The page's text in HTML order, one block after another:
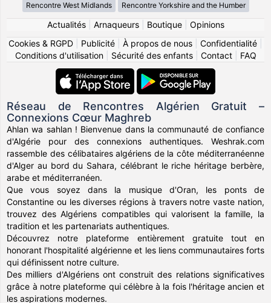
Rencontre West Midlands Rencontre Yorkshire and the Humber
Actualités| Arnaqueurs| Boutique| Opinions
Cookies & RGPD
Publicité À propos de nous Confidentialité
Conditions d'utilisation| Sécurité des enfants| Contact| FAQ
Réseau de Rencontres Algérien Gratuit –
Connexions Cœur Maghreb
Ahlan wa sahlan ! Bienvenue dans la communauté de confiance
d'Algérie pour des connexions authentiques. Weshrak.com
rassemble des célibataires algériens de la côte méditerranéenne
d'Alger au bord du Sahara, célébrant le riche héritage berbère,
arabe et méditerranéen.
Que vous soyez dans la musique d'Oran, les ponts de
Constantine ou les diverses régions à travers notre vaste nation,
trouvez des Algériens compatibles qui valorisent la famille, la
tradition et les partenariats authentiques.
Découvrez notre plateforme entièrement gratuite tout en
honorant l'hospitalité algérienne et les liens communautaires forts
qui définissent notre culture.
Des milliers d'Algériens ont construit des relations significatives
grâce à notre plateforme qui célèbre à la fois l'héritage ancien et
les aspirations modernes.